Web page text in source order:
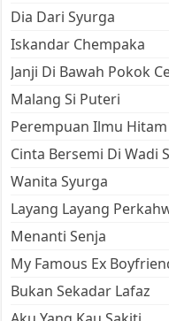
Dia Dari Syurga
Iskandar Chempaka
Janji Di Bawah Pokok
Malang Si Puteri
Perempuan Ilmu Hitam
Cinta Bersemi Di Wadi
Wanita Syurga
Layang Layang
Menanti Senja
My Famous Ex
Bukan Sekadar Lafaz